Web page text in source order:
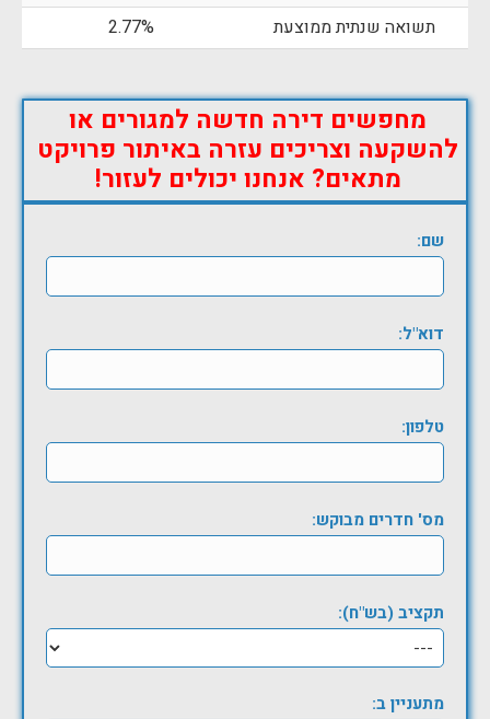
תשואה שנתית ממוצעת
2.77%
מחפשים דירה חדשה למגורים או
להשקעה וצריכים עזרה באיתור פרויקט
מתאים? אנחנו יכולים לעזור!
שם:
דוא"ל:
טלפון:
מס' חדרים מבוקש:
תקציב (בש"ח):
מתעניין ב: